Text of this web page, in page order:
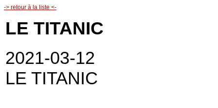
-> retour à la liste <-
LE TITANIC
2021-03-12
LE TITANIC